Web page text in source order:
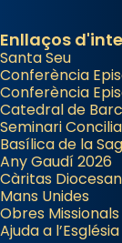
Enllaços
Santa Seu
Conferència
Conferència
Catedral de
Seminari
Basílica de la
Any Gaudí 2026
Càritas
Mans Unides
Obres
Ajuda a